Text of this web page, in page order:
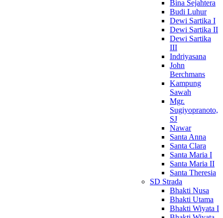
Bina Sejahtera
Budi Luhur
Dewi Sartika I
Dewi Sartika II
Dewi Sartika
III
Indriyasana
John
Berchmans
Kampung
Sawah
Mgr.
Sugiyopranoto,
SJ
Nawar
Santa Anna
Santa Clara
Santa Maria I
Santa Maria II
Santa Theresia
SD Strada
Bhakti Nusa
Bhakti Utama
Bhakti Wiyata I